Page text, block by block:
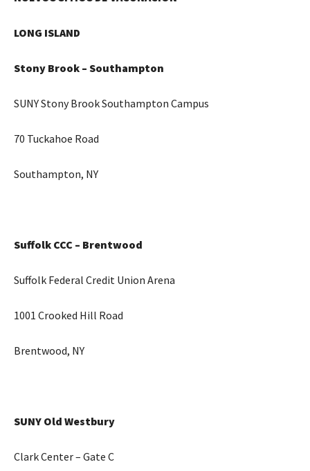
LONG ISLAND
Stony Brook – Southampton
SUNY Stony Brook Southampton Campus
70 Tuckahoe Road
Southampton, NY
Suffolk CCC – Brentwood
Suffolk Federal Credit Union Arena
1001 Crooked Hill Road
Brentwood, NY
SUNY Old Westbury
Clark Center – Gate C